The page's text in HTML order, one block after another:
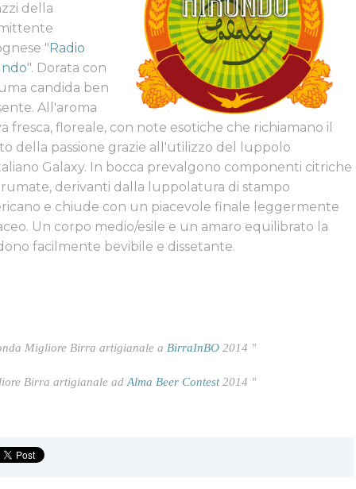
della
" Radio
". Dorata con
candida ben
All'aroma
fresca, floreale, con note esotiche che richiamano il
della passione grazie all'utilizzo del luppolo
Galaxy. In bocca prevalgono componenti citriche
derivanti dalla luppolatura di stampo
e chiude con un piacevole finale leggermente
Un corpo medio/esile e un amaro equilibrato la
facilmente bevibile e dissetante.
Migliore Birra artigianale a BirraInBO 2014 "
Birra artigianale adAlma Beer Contest2014 "